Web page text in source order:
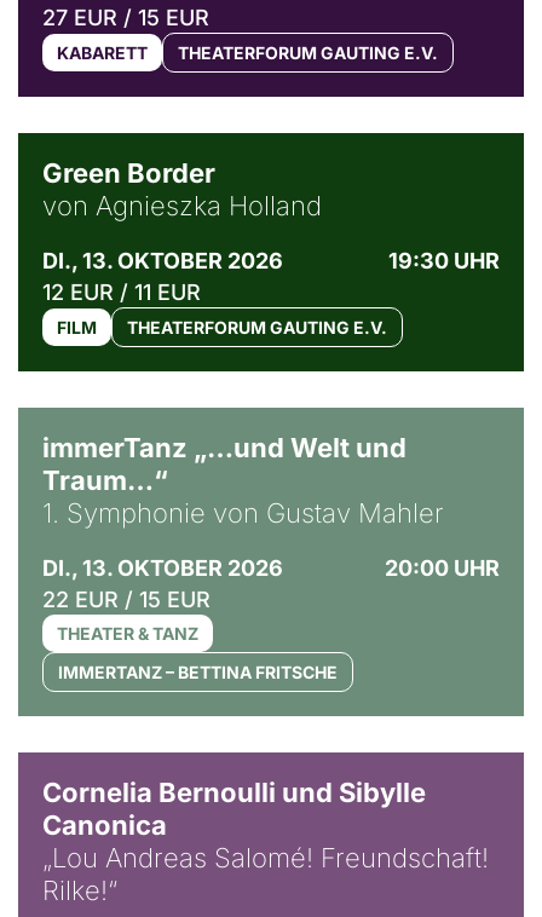
27 EUR / 15 EUR
KABARETT THEATERFORUM GAUTING E.V.
Green Border
von Agnieszka Holland
DI., 13. OKTOBER 2026
19:30 UHR
12 EUR / 11 EUR
FILM THEATERFORUM GAUTING E.V.
immerTanz „…und Welt und
Traum…“
1. Symphonie von Gustav Mahler
DI., 13. OKTOBER 2026
20:00 UHR
22 EUR / 15 EUR
THEATER & TANZ
IMMERTANZ – BETTINA FRITSCHE
Cornelia Bernoulli und Sibylle
Canonica
„Lou Andreas Salomé! Freundschaft!
Rilke!“